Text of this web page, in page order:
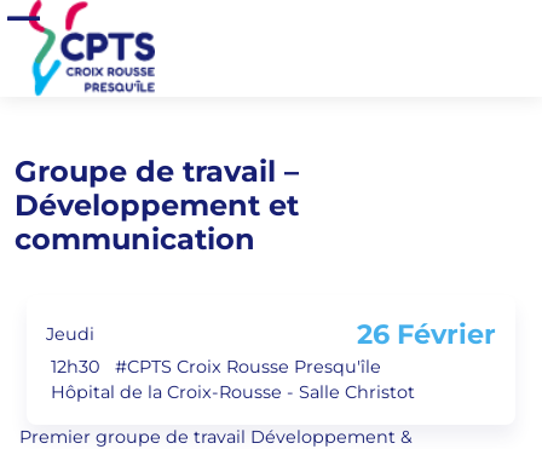
Aller au contenu principal
Ouvrir/Fermer le menu
Accueil >
Groupe de travail –
Développement et
communication
Jeudi 26 Février
12h30
#CPTS Croix Rousse Presqu'île
Hôpital de la Croix-Rousse - Salle Christot
Premier groupe de travail Développement &